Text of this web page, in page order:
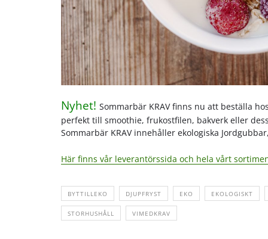
Nyhet! Sommarbär KRAV finns nu att beställa
perfekt till smoothie, frukostfilen, bakverk eller
Sommarbär KRAV innehåller ekologiska
Här finns vår leverantörssida och hela vårt
BYTTILLEKO DJUPFRYST EKO EKOLOGISKT
STORHUSHÅLL VIMEDKRAV